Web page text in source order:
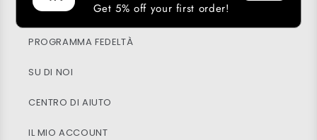
SCARICA LA NOSTRA APP
PROGRAMMA FEDELTÀ
SU DI NOI
CENTRO DI AIUTO
IL MIO ACCOUNT
Get 5% off your first order!